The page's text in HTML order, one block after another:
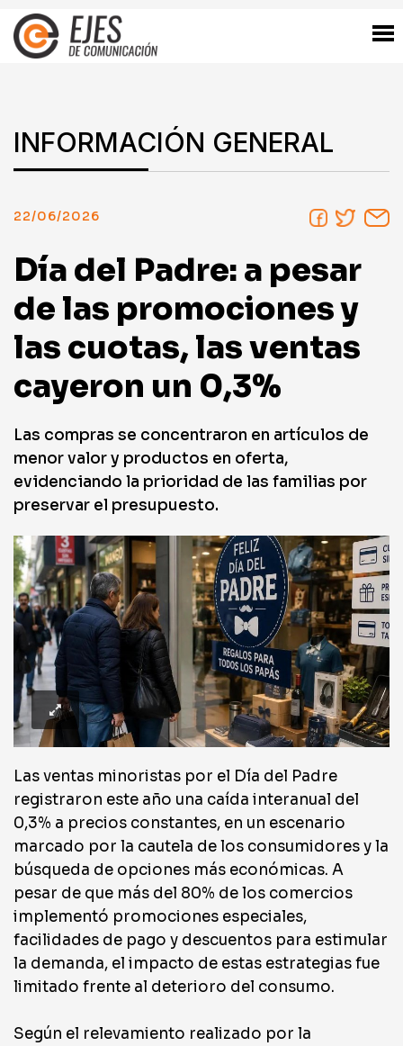
INFORMACIÓN GENERAL
22/06/2026
Día del Padre: a pesar
de las promociones y
las cuotas, las ventas
cayeron un 0,3%
Las compras se concentraron en artículos de
menor valor y productos en oferta,
evidenciando la prioridad de las familias por
preservar el presupuesto.
Las ventas minoristas por el Día del Padre
registraron este año una caída interanual del
0,3% a precios constantes, en un escenario
marcado por la cautela de los consumidores y la
búsqueda de opciones más económicas. A
pesar de que más del 80% de los comercios
implementó promociones especiales,
facilidades de pago y descuentos para estimular
la demanda, el impacto de estas estrategias fue
limitado frente al deterioro del consumo.
Según el relevamiento realizado por la